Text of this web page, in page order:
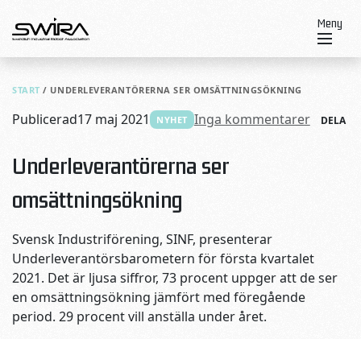
Meny
START / UNDERLEVERANTÖRERNA SER OMSÄTTNINGSÖKNING
Publicerad17 maj 2021 NYHET Inga kommentarer DELA
Underleverantörerna ser
omsättningsökning
Svensk Industriförening, SINF, presenterar
Underleverantörsbarometern för första kvartalet
2021. Det är ljusa siffror, 73 procent uppger att de ser
en omsättningsökning jämfört med föregående
period. 29 procent vill anställa under året.